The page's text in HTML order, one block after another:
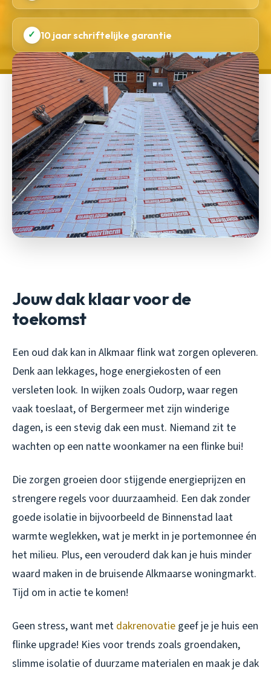
✓ 10 jaar schriftelijke garantie
Jouw dak klaar voor de
toekomst
Een oud dak kan in Alkmaar flink wat zorgen opleveren.
Denk aan lekkages, hoge energiekosten of een
versleten look. In wijken zoals Oudorp, waar regen
vaak toeslaat, of Bergermeer met zijn winderige
dagen, is een stevig dak een must. Niemand zit te
wachten op een natte woonkamer na een flinke bui!
Die zorgen groeien door stijgende energieprijzen en
strengere regels voor duurzaamheid. Een dak zonder
goede isolatie in bijvoorbeeld de Binnenstad laat
warmte weglekken, wat je merkt in je portemonnee én
het milieu. Plus, een verouderd dak kan je huis minder
waard maken in de bruisende Alkmaarse woningmarkt.
Tijd om in actie te komen!
Geen stress, want met dakrenovatie geef je je huis een
flinke upgrade! Kies voor trends zoals groendaken,
slimme isolatie of duurzame materialen en maak je dak